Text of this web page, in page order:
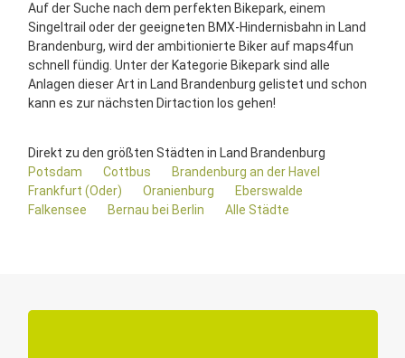
Auf der Suche nach dem perfekten Bikepark, einem
Singeltrail oder der geeigneten BMX-Hindernisbahn in Land
Brandenburg, wird der ambitionierte Biker auf maps4fun
schnell fündig. Unter der Kategorie Bikepark sind alle
Anlagen dieser Art in Land Brandenburg gelistet und schon
kann es zur nächsten Dirtaction los gehen!
Direkt zu den größten Städten in Land Brandenburg
Potsdam
Cottbus
Brandenburg an der Havel
Frankfurt (Oder)
Oranienburg
Eberswalde
Falkensee
Bernau bei Berlin Alle Städte